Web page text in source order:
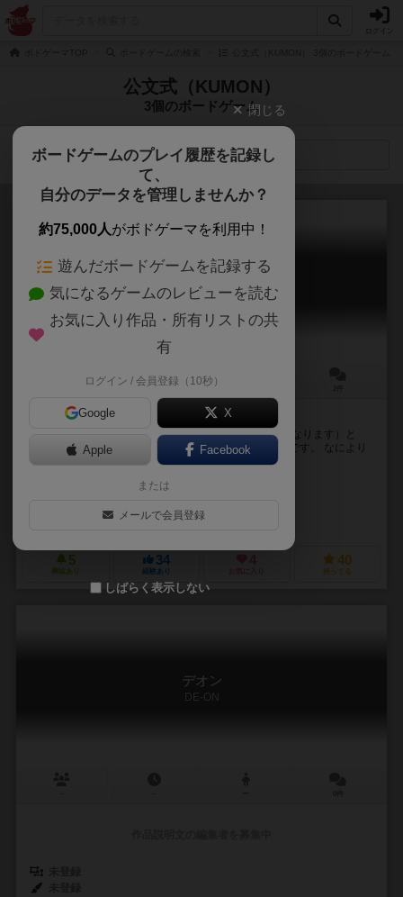
公文式（KUMON）
3個のボードゲーム
検索メニュー
スタディ将棋
Study Shogi
駒の動かし方が一目でわかる！幼稚園から遊べる将棋
入門用の将棋。 折りたためる将棋盤（収納ボックスになります）と
駒、駒台（駒ケースにもなります）、説明書のセットです。 なにより
の特徴は、それぞれの駒に動き方が示されて...
公文式（KUMON）
5
興味あり
34
経験あり
40
持ってる
デオン
DE-ON
閉じる
ボードゲームのプレイ履歴を記録し
て、
自分のデータを管理しませんか？
約75,000人がボドゲーマを利用中！
遊んだボードゲームを記録する
気になるゲームのレビューを読む
お気に入り作品・所有リストの共
有
ログイン / 会員登録（10秒）
Google X
Apple Facebook
または
メールで会員登録
しばらく表示しない